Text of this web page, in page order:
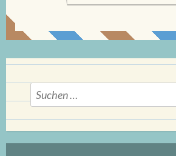
Suchen
nach: